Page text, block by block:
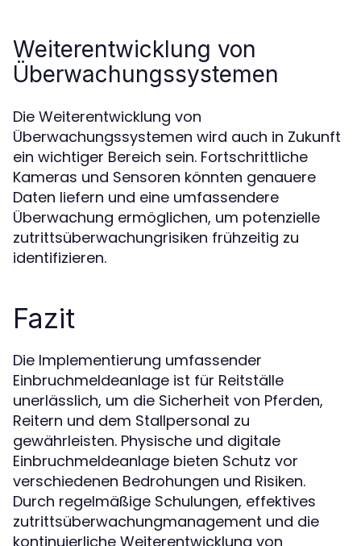
Weiterentwicklung von
Überwachungssystemen
Die Weiterentwicklung von
Überwachungssystemen wird auch in Zukunft
ein wichtiger Bereich sein. Fortschrittliche
Kameras und Sensoren könnten genauere
Daten liefern und eine umfassendere
Überwachung ermöglichen, um potenzielle
zutrittsüberwachungrisiken frühzeitig zu
identifizieren.
Fazit
Die Implementierung umfassender
Einbruchmeldeanlage ist für Reitställe
unerlässlich, um die Sicherheit von Pferden,
Reitern und dem Stallpersonal zu
gewährleisten. Physische und digitale
Einbruchmeldeanlage bieten Schutz vor
verschiedenen Bedrohungen und Risiken.
Durch regelmäßige Schulungen, effektives
zutrittsüberwachungmanagement und die
kontinuierliche Weiterentwicklung von